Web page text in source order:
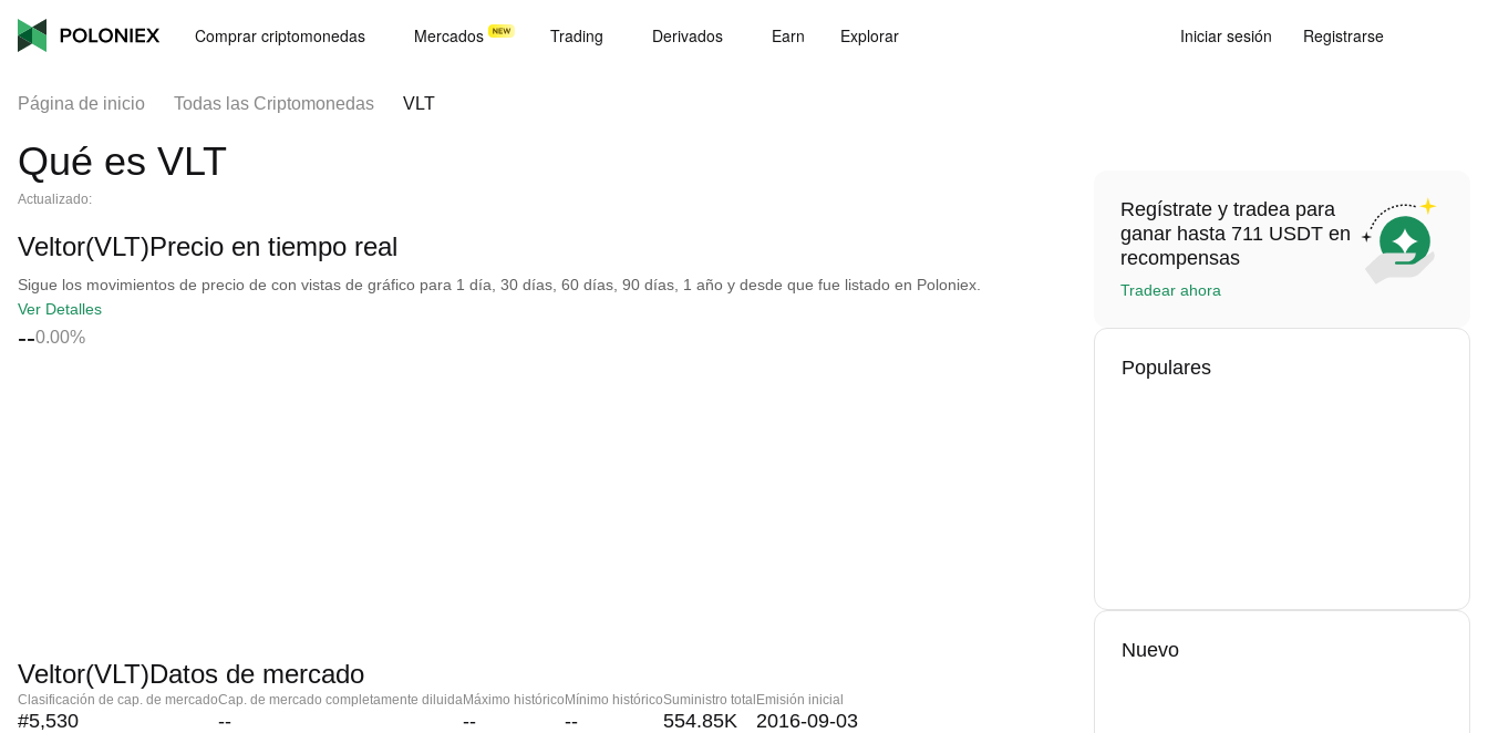
Comprar criptomonedas Mercados Trading Derivados Earn Explorar Iniciar sesión Registrarse
Página de inicio Todas las Criptomonedas VLT
Qué es VLT
Actualizado:
Veltor(VLT)Precio en tiempo real
Sigue los movimientos de precio de con vistas de gráfico para 1 día, 30 días, 60 días, 90 días, 1 año y desde que fue listado en Poloniex.
Ver Detalles
--0.00%
Veltor(VLT)Datos de mercado
Clasificación de cap. de mercado
#5,530
Cap. de mercado completamente diluida
--
Máximo histórico
--
Mínimo histórico
--
Suministro total
554.85K
Emisión inicial
2016-09-03
Regístrate y tradea para
ganar hasta 711 USDT en
recompensas
Tradear ahora
Populares
Nuevo